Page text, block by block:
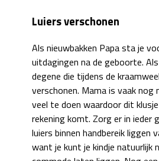
Luiers verschonen
Als nieuwbakken Papa sta je
uitdagingen na de geboorte.
degene die tijdens de
verschonen. Mama is vaak
veel te doen waardoor dit
rekening komt. Zorg er in ieder
luiers binnen handbereik liggen
want je kunt je kindje natuurlijk